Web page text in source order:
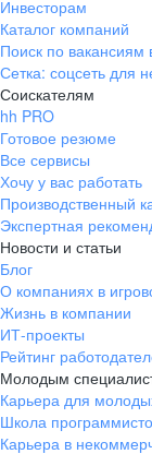
Инвесторам
Каталог компаний
Поиск по вакансиям
Сетка: соцсеть для
Соискателям
hh PRO
Готовое резюме
Все сервисы
Хочу у вас работать
Производственный
Экспертная
Новости и статьи
Блог
О компаниях в
Жизнь в компании
ИТ-проекты
Рейтинг
Молодым
Карьера для
Школа
Карьера в